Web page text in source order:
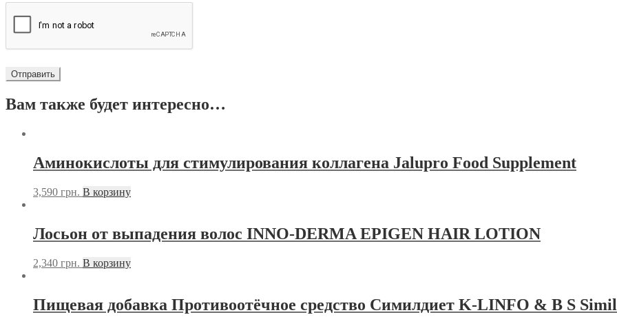
Вам также будет интересно…
Аминокислоты для стимулирования коллагена Jalupro Food Supplement
3,590 грн. В корзину
Лосьон от выпадения волос INNO-DERMA EPIGEN HAIR LOTION
2,340 грн. В корзину
Пищевая добавка Противоотёчное средство Симилдиет K-LINFO & B S